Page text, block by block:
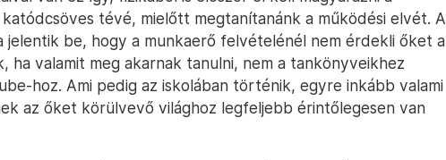
tévé, mielőtt megtanítanánk a működési elvét. A
jelentik be, hogy a munkaerő felvételénél nem érdekli őket a
ha valamit meg akarnak tanulni, nem a tankönyveikhez
hoz. Ami pedig az iskolában történik, egyre inkább valami
az őket körülvevő világhoz legfeljebb érintőlegesen van